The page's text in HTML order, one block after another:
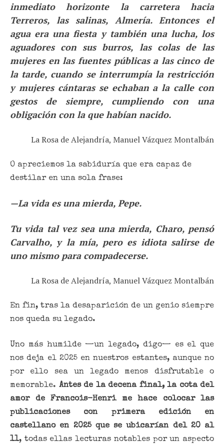
inmediato horizonte la carretera hacia
Terreros, las salinas, Almería. Entonces el
agua era una fiesta y también una lucha, los
aguadores con sus burros, las colas de las
mujeres en las fuentes públicas a las cinco de
la tarde, cuando se interrumpía la restricción
y mujeres cántaras se echaban a la calle con
gestos de siempre, cumpliendo con una
obligación con la que habían nacido.
La Rosa de Alejandría, Manuel Vázquez Montalbán
O apreciemos la sabiduría que era capaz de
destilar en una sola frase:
—La vida es una mierda, Pepe.
Tu vida tal vez sea una mierda, Charo, pensó
Carvalho, y la mía, pero es idiota salirse de
uno mismo para compadecerse.
La Rosa de Alejandría, Manuel Vázquez Montalbán
En fin, tras la desaparición de un genio siempre
nos queda su legado.
Uno más humilde —un legado, digo— es el que
nos deja el 2025 en nuestros estantes, aunque no
por ello sea un legado menos disfrutable o
memorable. Antes de la decena final, la cota del
amor de Francois-Henri me hace colocar las
publicaciones con primera edición en
castellano en 2025 que se ubicarían del 20 al
11, todas ellas lecturas notables por un aspecto